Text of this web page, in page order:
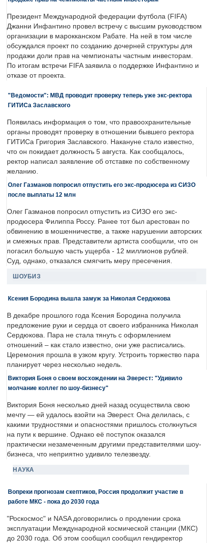
Президент Международной федерации футбола (FIFA)
Джанни Инфантино провел встречу с высшим руководством
организации в марокканском Рабате. На ней в том числе
обсуждался проект по созданию дочерней структуры для
продажи доли прав на чемпионаты частным инвесторам.
По итогам встречи FIFA заявила о поддержке Инфантино и
отказе от проекта.
"Ведомости": МВД проводит проверку теперь уже экс-ректора
ГИТИСа Заславского
Появилась информация о том, что правоохранительные
органы проводят проверку в отношении бывшего ректора
ГИТИСа Григория Заславского. Накануне стало известно,
что он покидает должность 5 августа. Как сообщалось,
ректор написал заявление об отставке по собственному
желанию.
Олег Газманов попросил отпустить его экс-продюсера из СИЗО
после выплаты 12 млн
Олег Газманов попросил отпустить из СИЗО его экс-
продюсера Филиппа Россу. Ранее тот был арестован по
обвинению в мошенничестве, а также нарушении авторских
и смежных прав. Представители артиста сообщили, что он
погасил большую часть ущерба - 12 миллионов рублей.
Суд, однако, отказался смягчить меру пресечения.
ШОУБИЗ
Ксения Бородина вышла замуж за Николая Сердюкова
В декабре прошлого года Ксения Бородина получила
предложение руки и сердца от своего избранника Николая
Сердюкова. Пара не стала тянуть с оформлением
отношений – как стало известно, они уже расписались.
Церемония прошла в узком кругу. Устроить торжество пара
планирует через несколько недель.
Виктория Боня о своем восхождении на Эверест: "Удивило
молчание коллег по шоу-бизнесу"
Виктория Боня несколько дней назад осуществила свою
мечту — ей удалось взойти на Эверест. Она делилась, с
какими трудностями и опасностями пришлось столкнуться
на пути к вершине. Однако её поступок оказался
практически незамеченным другими представителями шоу-
бизнеса, что неприятно удивило телезвезду.
НАУКА
Вопреки прогнозам скептиков, Россия продолжит участие в
работе МКС - пока до 2030 года
"Роскосмос" и NASA договорились о продлении срока
эксплуатации Международной космической станции (МКС)
до 2030 года. Об этом сообщил сообщил гендиректор